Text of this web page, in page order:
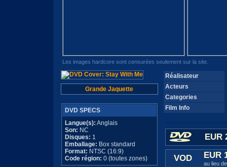
Les images hardcore sont censurées seulement sur la site.
Grande Jaquette
DVD SPECS
Langue(s): Anglais
Son: NC
Disques: 1
Emballage: Box standard
Format: NTSC (16:9)
Code région: 0 (toutes zones)
Réalisateur
Acteurs
Categories
Film Info
EUR
VOD EUR
au lieu